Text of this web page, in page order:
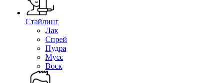
Стайлинг
Лак
Спрей
Пудра
Мусс
Воск